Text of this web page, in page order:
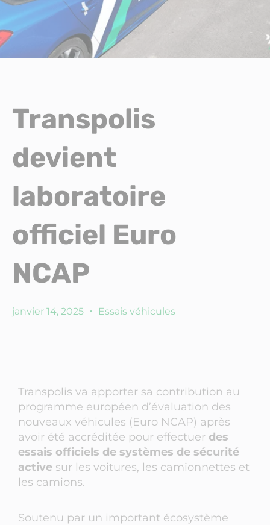
Transpolis
devient
laboratoire
officiel Euro
NCAP
janvier 14, 2025 Essais véhicules
Transpolis va apporter sa contribution au
programme européen d’évaluation des
nouveaux véhicules (Euro NCAP) après
avoir été accréditée pour effectuer des
essais officiels de systèmes de sécurité
active sur les voitures, les camionnettes et
les camions.
Soutenu par un important écosystème